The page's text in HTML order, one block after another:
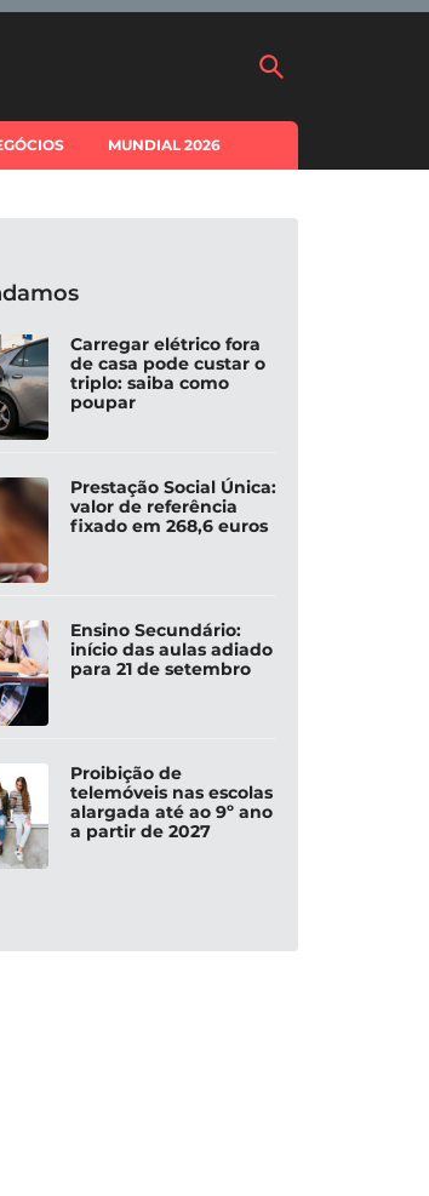
MUNDIAL 2026
Carregar elétrico fora
de casa pode custar o
triplo: saiba como
poupar
Prestação Social Única:
valor de referência
fixado em 268,6 euros
Ensino Secundário:
início das aulas adiado
para 21 de setembro
Proibição de
telemóveis nas escolas
alargada até ao 9º ano
a partir de 2027